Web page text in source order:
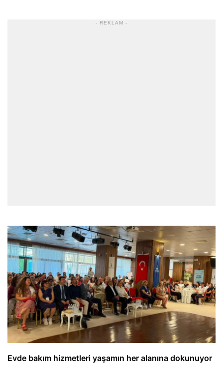
- REKLAM -
Evde bakım hizmetleri yaşamın her alanına dokunuyor